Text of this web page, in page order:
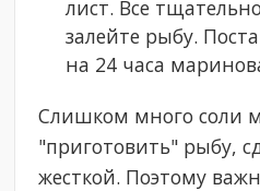
лист. Все
залейте рыбу.
на 24 часа
Слишком много соли
"приготовить" рыбу,
жесткой. Поэтому